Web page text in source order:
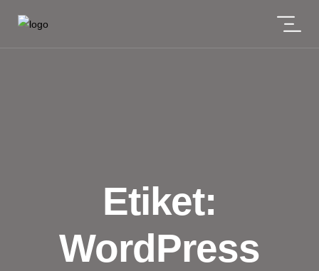
Etiket:
WordPress